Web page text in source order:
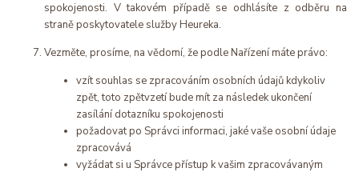
spokojenosti. V takovém případě se odhlásíte z odběru na
straně poskytovatele služby Heureka.
Vezměte, prosíme, na vědomí, že podle Nařízení máte právo:
vzít souhlas se zpracováním osobních údajů kdykoliv
zpět, toto zpětvzetí bude mít za následek ukončení
zasílání dotazníku spokojenosti
požadovat po Správci informaci, jaké vaše osobní údaje
zpracovává
vyžádat si u Správce přístup k vašim zpracovávaným